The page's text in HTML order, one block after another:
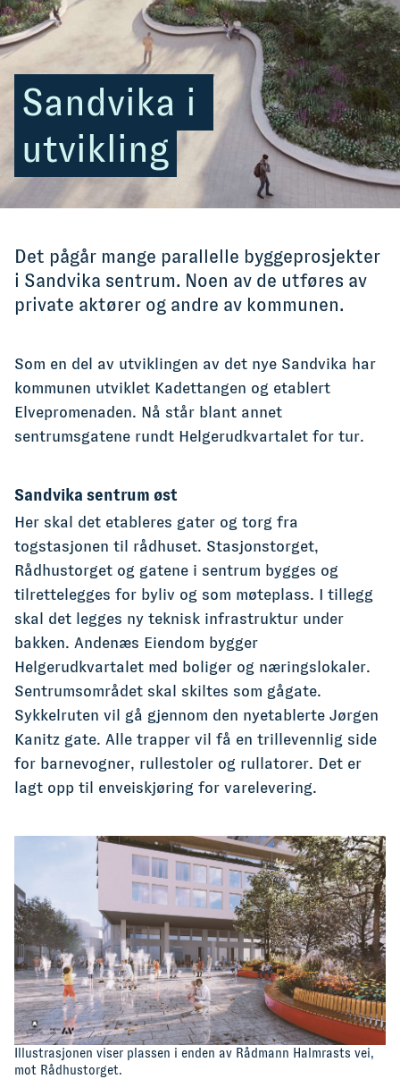
Sandvika i
utvikling
Det pågår mange parallelle byggeprosjekter
i Sandvika sentrum. Noen av de utføres av
private aktører og andre av kommunen.
Som en del av utviklingen av det nye Sandvika har
kommunen utviklet Kadettangen og etablert
Elvepromenaden. Nå står blant annet
sentrumsgatene rundt Helgerudkvartalet for tur.
Sandvika sentrum øst
Her skal det etableres gater og torg fra
togstasjonen til rådhuset. Stasjonstorget,
Rådhustorget og gatene i sentrum bygges og
tilrettelegges for byliv og som møteplass. I tillegg
skal det legges ny teknisk infrastruktur under
bakken. Andenæs Eiendom bygger
Helgerudkvartalet med boliger og næringslokaler.
Sentrumsområdet skal skiltes som gågate.
Sykkelruten vil gå gjennom den nyetablerte Jørgen
Kanitz gate. Alle trapper vil få en trillevennlig side
for barnevogner, rullestoler og rullatorer. Det er
lagt opp til enveiskjøring for varelevering.
Illustrasjonen viser plassen i enden av Rådmann Halmrasts vei,
mot Rådhustorget.